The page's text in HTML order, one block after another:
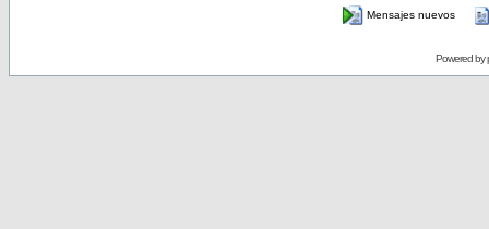
Mensajes nuevos
Powered by